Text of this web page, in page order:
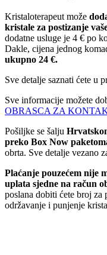
Kristaloterapeut može
kristale za postizanje
dodatne usluge je 4 € po
Dakle, cijena jednog
ukupno 24 €.
Sve detalje saznati ćete u
Sve informacije možete
OBRASCA ZA
Pošiljke se šalju
preko Box Now
obrta. Sve detalje vezano
Plaćanje pouzećem nije
uplata sjedne na račun
poslana dobiti ćete broj za
održavanje i punjenje